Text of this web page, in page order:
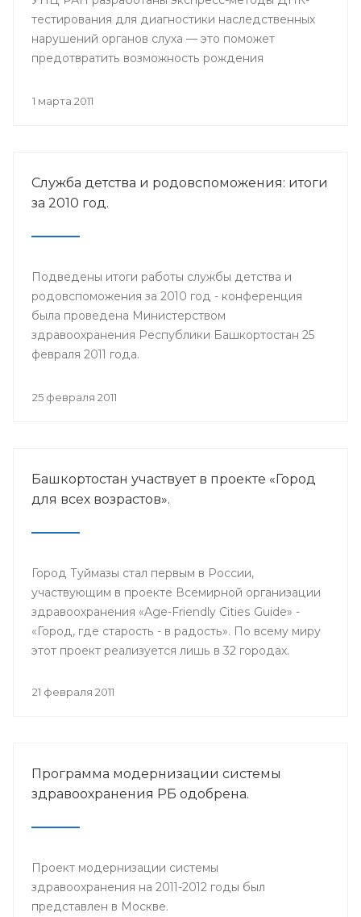
тестирования для диагностики наследственных
нарушений органов слуха — это поможет
предотвратить возможность рождения
1 марта 2011
Служба детства и родовспоможения: итоги
за 2010 год.
Подведены итоги работы службы детства и
родовспоможения за 2010 год - конференция
была проведена Министерством
здравоохранения Республики Башкортостан 25
февраля 2011 года.
25 февраля 2011
Башкортостан участвует в проекте «Город
для всех возрастов».
Город Туймазы стал первым в России,
участвующим в проекте Всемирной организации
здравоохранения «Age-Friendly Cities Guide» -
«Город, где старость - в радость». По всему миру
этот проект реализуется лишь в 32 городах.
21 февраля 2011
Программа модернизации системы
здравоохранения РБ одобрена.
Проект модернизации системы
здравоохранения на 2011-2012 годы был
представлен в Москве.